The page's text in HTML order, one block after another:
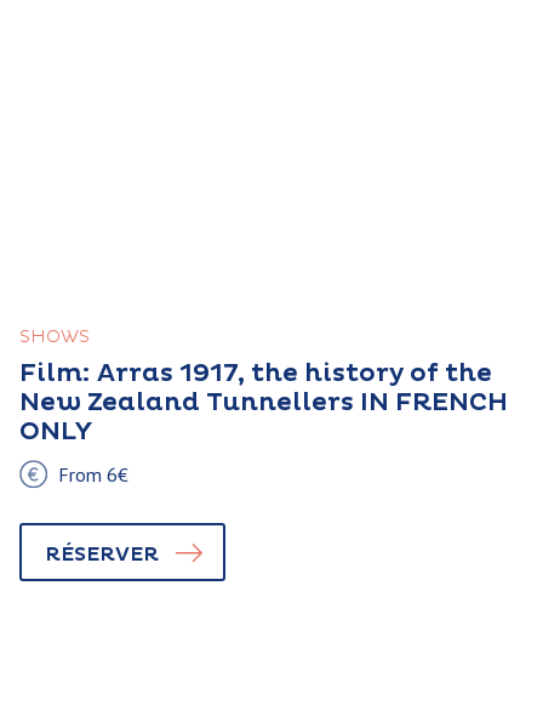
SHOWS
Film: Arras 1917, the history of the
New Zealand Tunnellers IN FRENCH
ONLY
From 6€
RÉSERVER